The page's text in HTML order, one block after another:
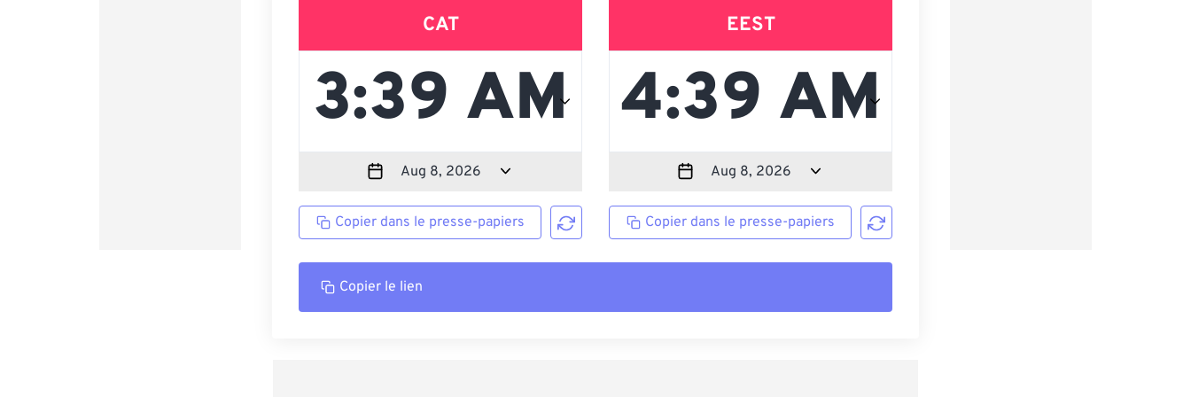
CAT
Copier dans le presse-papiers
EEST
Copier dans le presse-papiers
Copier le lien